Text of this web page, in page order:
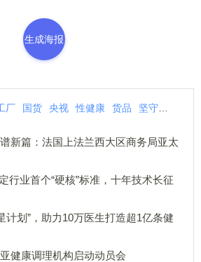
生成海报
厂 国货 央视 性健康 货品 坚守
新篇：法国上法兰西大区商务局亚太
行业首个“硬核”标准，十年技术长征
计划”，助力10万医生打造超1亿条健
健康调理机构启动动员会